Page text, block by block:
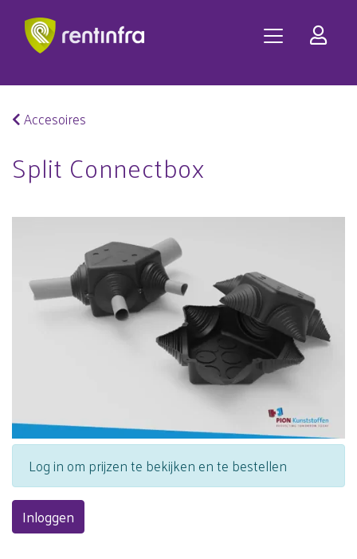
Accesoires
Split Connectbox
Log in om prijzen te bekijken en te bestellen
Inloggen